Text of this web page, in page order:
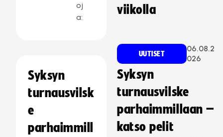
oj
a:
Syksyn
turnausvilsk
e
parhaimmill
viikolla
UUTISET
06.08.2
026
Syksyn
turnausvilske
parhaimmillaan –
katso pelit